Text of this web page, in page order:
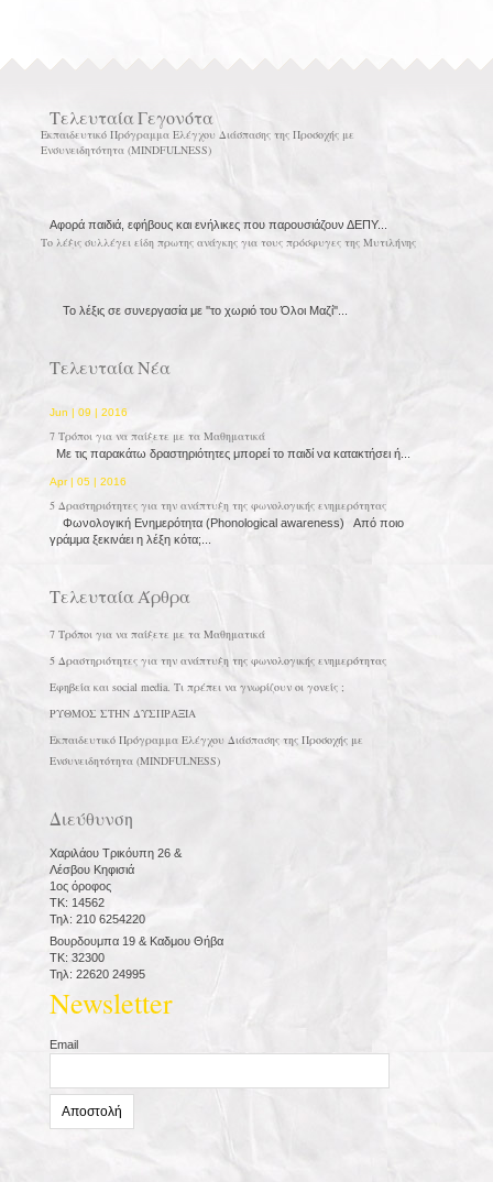
Τελευταία Γεγονότα
Εκπαιδευτικό Πρόγραμμα Ελέγχου Διάσπασης της Προσοχής με
Ενσυνειδητότητα (MINDFULNESS)
Αφορά παιδιά, εφήβους και ενήλικες που παρουσιάζουν ΔΕΠΥ...
Το λέξις συλλέγει είδη πρωτης ανάγκης για τους πρόσφυγες της Μυτιλήνης
Το λέξις σε συνεργασία με ''το χωριό του Όλοι Μαζί''...
Τελευταία Νέα
Jun | 09 | 2016
7 Τρόποι για να παίξετε με τα Μαθηματικά
Με τις παρακάτω δραστηριότητες μπορεί το παιδί να κατακτήσει ή...
Apr | 05 | 2016
5 Δραστηριότητες για την ανάπτυξη της φωνολογικής ενημερότητας
Φωνολογική Ενημερότητα (Phonological awareness) Από ποιο
γράμμα ξεκινάει η λέξη κότα;...
Τελευταία Άρθρα
7 Τρόποι για να παίξετε με τα Μαθηματικά
5 Δραστηριότητες για την ανάπτυξη της φωνολογικής ενημερότητας
Εφηβεία και social media. Τι πρέπει να γνωρίζουν οι γονείς ;
ΡΥΘΜΟΣ ΣΤΗΝ ΔΥΣΠΡΑΞΙΑ
Εκπαιδευτικό Πρόγραμμα Ελέγχου Διάσπασης της Προσοχής με
Ενσυνειδητότητα (MINDFULNESS)
Διεύθυνση
Χαριλάου Τρικόυπη 26 &
Λέσβου Κηφισιά
1ος όροφος
ΤΚ: 14562
Τηλ: 210 6254220
Βουρδουμπα 19 & Καδμου Θήβα
ΤΚ: 32300
Τηλ: 22620 24995
Newsletter
Email